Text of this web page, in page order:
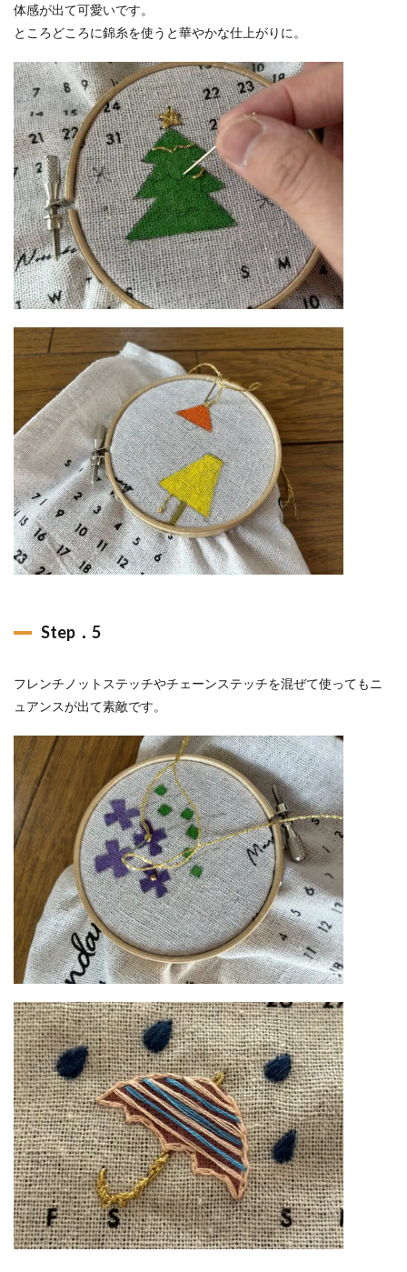
体感が出て可愛いです。
ところどころに錦糸を使うと華やかな仕上がりに。
Step．5
フレンチノットステッチやチェーンステッチを混ぜて使ってもニ
ュアンスが出て素敵です。